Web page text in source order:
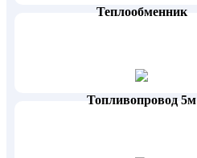
Теплообменник
Топливопровод 5м